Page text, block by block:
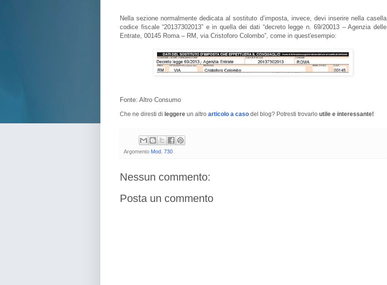
Nella sezione normalmente dedicata al sostituto d’imposta, invece, devi inserire nella casella
codice fiscale “20137302013” e in quella dei dati “decreto legge n. 69/20013 – Agenzia delle
Entrate, 00145 Roma – RM, via Cristoforo Colombo”, come in quest'esempio:
Fonte: Altro Consumo
Che ne diresti di leggere un altro articolo a caso del blog? Potresti trovarlo utile e interessante!
Argomento Mod. 730
Nessun commento:
Posta un commento